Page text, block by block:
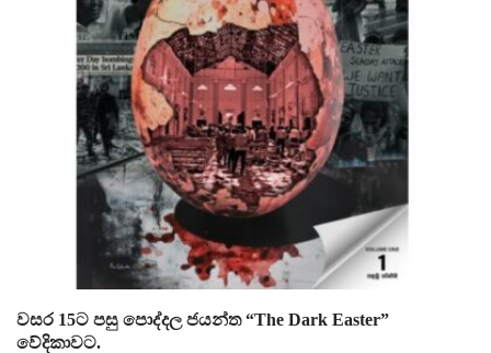
වසර 15ට පසු පොද්දල ජයන්ත “The Dark Easter”
වේදිකාවට.